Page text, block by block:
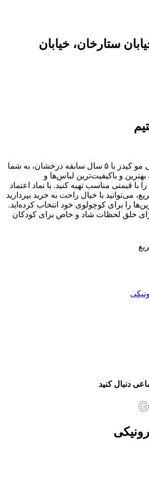
ستارخان، خیابان
فروشگاه اینترنتی نی نی مو کیدز با ۵ سال سابقه درخشان، به شما
و باکیفیت‌ترین لباس‌ها و
قیمتی مناسب تهیه کنید. با نماد اعتماد
می‌توانید با خیال راحت به خرید بپردازید
را برای کوچولوی خود انتخاب کرده‌اید.
خلق لحظات شاد و خاص برای کودکان
دنبال کنید